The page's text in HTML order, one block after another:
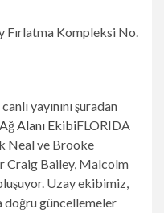
Fırlatma Kompleksi No.
yayınını şuradan
Alanı EkibiFLORIDA
Neal ve Brooke
Craig Bailey, Malcolm
Uzay ekibimiz,
doğru güncellemeler